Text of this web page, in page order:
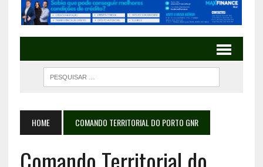
HOME COMANDO TERRITORIAL DO PORTO GNR